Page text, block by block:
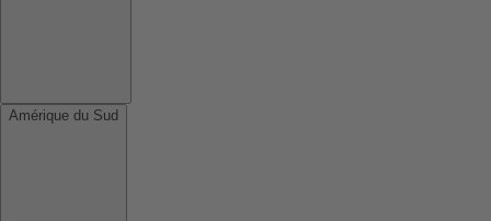
Amérique du Sud